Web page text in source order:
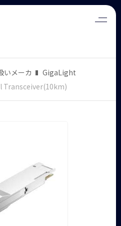
いメーカ
GigaLight
Transceiver(10km)